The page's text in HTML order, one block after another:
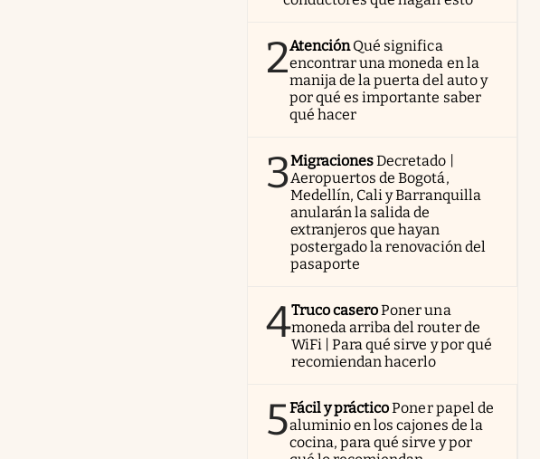
2AtenciónQué significa
encontrar una moneda en la
manija de la puerta del auto y
por qué es importante saber
qué hacer
3MigracionesDecretado |
Aeropuertos de Bogotá,
Medellín, Cali y Barranquilla
anularán la salida de
extranjeros que hayan
postergado la renovación del
pasaporte
4Truco caseroPoner una
moneda arriba del router de
WiFi | Para qué sirve y por qué
recomiendan hacerlo
5Fácil y prácticoPoner papel de
aluminio en los cajones de la
cocina, para qué sirve y por